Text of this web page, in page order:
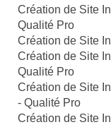
Création de Site
Qualité Pro
Création de Site
Création de Site
Qualité Pro
Création de Site
- Qualité Pro
Création de Site